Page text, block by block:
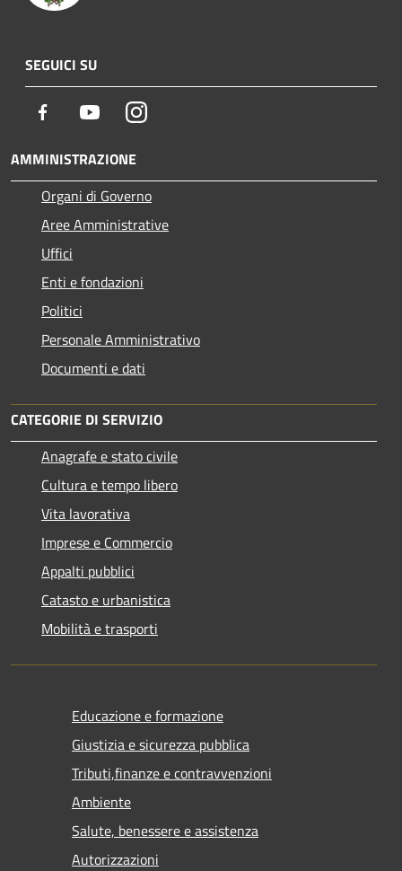
SEGUICI SU
Facebook YoutubeInstagram
AMMINISTRAZIONE
Organi di Governo
Aree Amministrative
Uffici
Enti e fondazioni
Politici
Personale Amministrativo
Documenti e dati
CATEGORIE DI SERVIZIO
Anagrafe e stato civile
Cultura e tempo libero
Vita lavorativa
Imprese e Commercio
Appalti pubblici
Catasto e urbanistica
Mobilità e trasporti
Educazione e formazione
Giustizia e sicurezza pubblica
Tributi,finanze e contravvenzioni
Ambiente
Salute, benessere e assistenza
Autorizzazioni